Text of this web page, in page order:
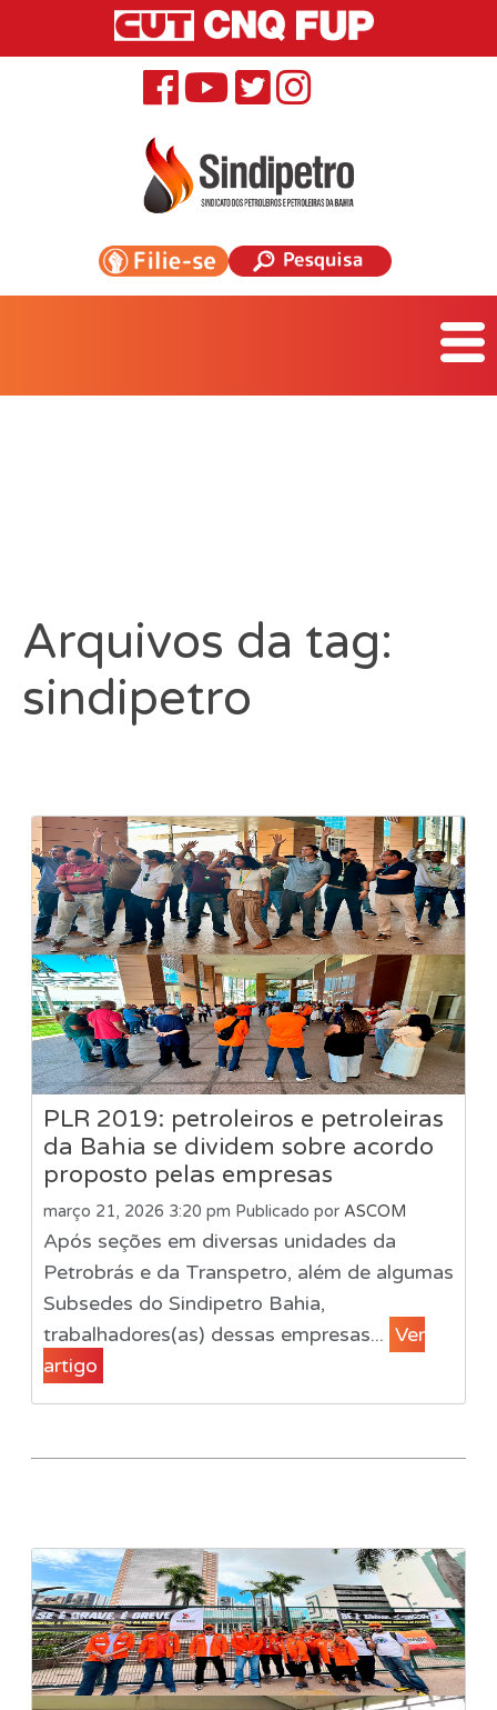
Arquivos da tag:
sindipetro
PLR 2019: petroleiros e petroleiras
da Bahia se dividem sobre acordo
proposto pelas empresas
março 21, 2026 3:20 pm Publicado por ASCOM
Após seções em diversas unidades da
Petrobrás e da Transpetro, além de algumas
Subsedes do Sindipetro Bahia,
trabalhadores(as) dessas empresas... Ver
artigo